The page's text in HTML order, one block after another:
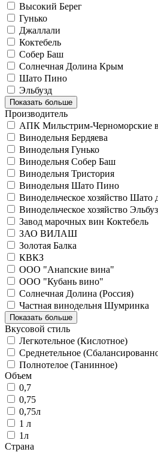
Высокий Берег
Гунько
Джаллали
Коктебель
Собер Баш
Солнечная Долина Крым
Шато Пино
Эльбузд
Показать больше
Производитель
АПК Мильстрим-Черноморские
Винодельня Бердяева
Винодельня Гунько
Винодельня Собер Баш
Винодельня Тристория
Винодельня Шато Пино
Винодельческое хозяйство Шато
Винодельческое хозяйство
Завод марочных вин Коктебель
ЗАО ВИЛАШ
Золотая Балка
КВКЗ
ООО "Анапские вина"
ООО "Кубань вино"
Солнечная Долина (Россия)
Частная винодельня Шумринка
Показать больше
Вкусовой стиль
Легкотельное (Кислотное)
Среднетельное
Полнотелое (Танинное)
Объем
0,7
0,75
0,75л
1 л
1л
Страна